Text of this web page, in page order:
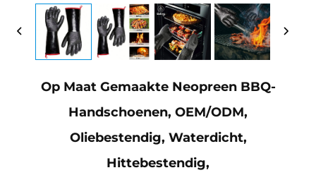
Op Maat Gemaakte Neopreen BBQ-
Handschoenen, OEM/ODM,
Oliebestendig, Waterdicht,
Hittebestendig,